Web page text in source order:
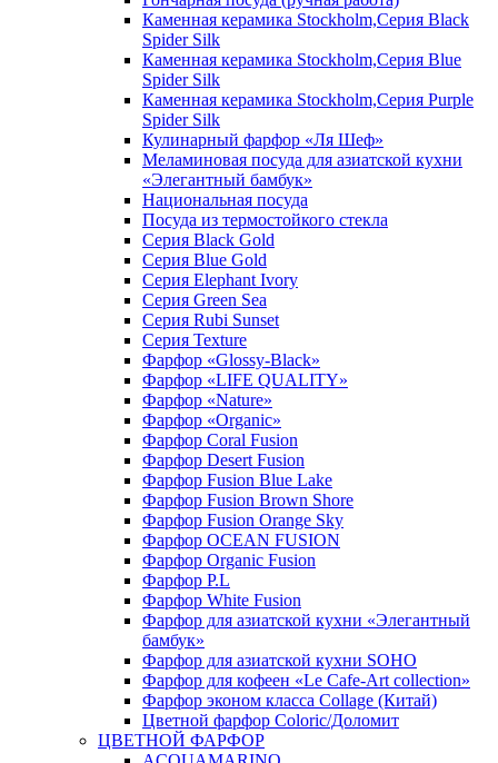
Каменная керамика Stockholm,Серия Black
Spider Silk
Каменная керамика Stockholm,Серия Blue
Spider Silk
Каменная керамика Stockholm,Серия Purple
Spider Silk
Кулинарный фарфор «Ля Шеф»
Меламиновая посуда для азиатской кухни
«Элегантный бамбук»
Национальная посуда
Посуда из термостойкого стекла
Серия Black Gold
Серия Blue Gold
Серия Elephant Ivory
Серия Green Sea
Серия Rubi Sunset
Серия Texture
Фарфор «Glossy-Black»
Фарфор «LIFE QUALITY»
Фарфор «Nature»
Фарфор «Organic»
Фарфор Coral Fusion
Фарфор Desert Fusion
Фарфор Fusion Blue Lake
Фарфор Fusion Brown Shore
Фарфор Fusion Orange Sky
Фарфор OCEAN FUSION
Фарфор Organic Fusion
Фарфор P.L
Фарфор White Fusion
Фарфор для азиатской кухни «Элегантный
бамбук»
Фарфор для азиатской кухни SOHO
Фарфор для кофеен «Le Cafe-Art collection»
Фарфор эконом класса Collage (Китай)
Цветной фарфор Coloric/Доломит
ЦВЕТНОЙ ФАРФОР